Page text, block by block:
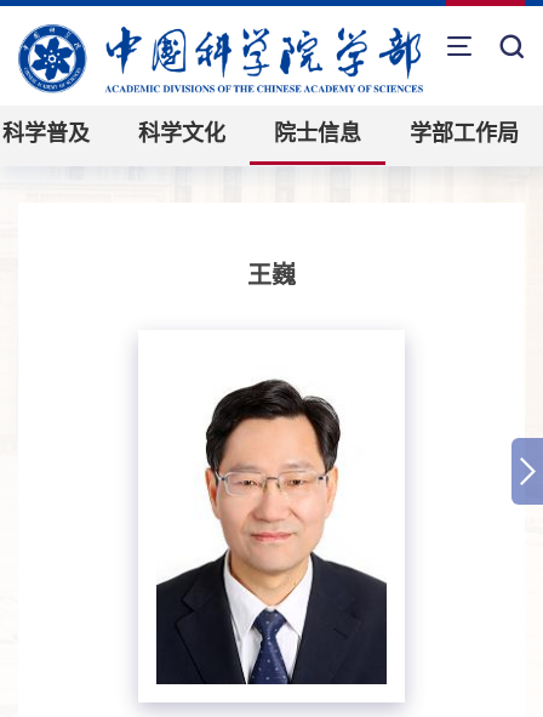
科学普及 科学文化 院士信息 学部工作局
王巍